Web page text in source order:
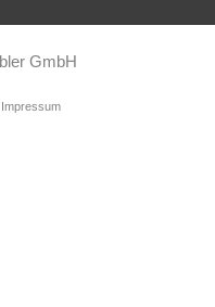
GmbH
Impressum